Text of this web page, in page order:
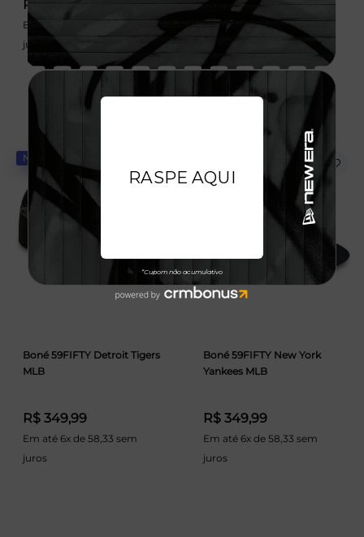
R$ 349,99
Em até 6x de 58,33 sem
juros
R$ 249,99
Em até 6x de 41,66 sem
juros
NOVIDADE
Boné 59FIFTY Detroit Tigers
MLB
R$ 349,99
Em até 6x de 58,33 sem
juros
Boné 59FIFTY New York
Yankees MLB
R$ 349,99
Em até 6x de 58,33 sem
juros